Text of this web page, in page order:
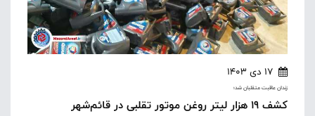
17 دی 1403
زندان عاقبت متقلبان شد؛
کشف ۱۹ هزار لیتر روغن موتور تقلبی در قائم‌شهر